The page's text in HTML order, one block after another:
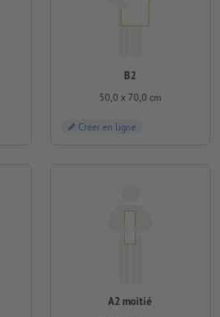
B2
50,0 x 70,0 cm
Créer en ligne
A2 moitié